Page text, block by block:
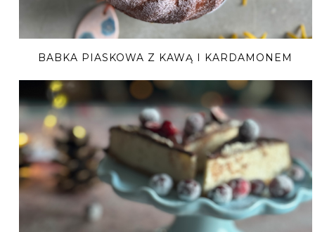
BABKA PIASKOWA Z KAWĄ I KARDAMONEM